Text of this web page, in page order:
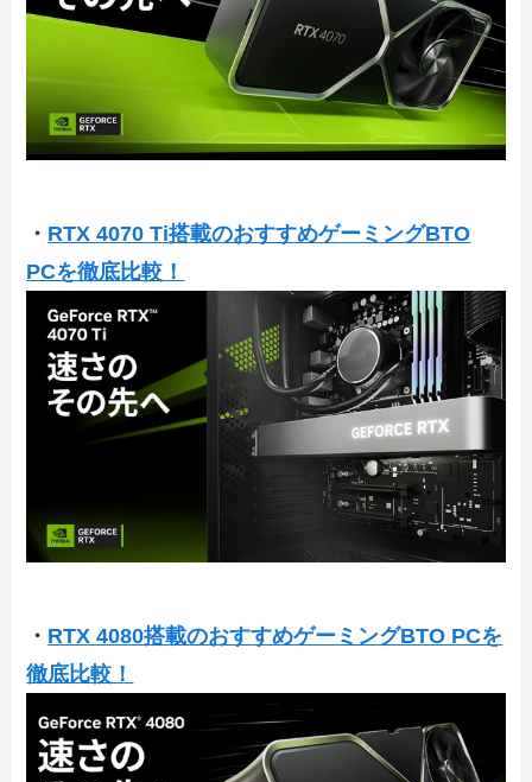
・ RTX 4070 Ti搭載のおすすめゲーミングBTO
PCを徹底比較！
・ RTX 4080搭載のおすすめゲーミングBTO PCを
徹底比較！